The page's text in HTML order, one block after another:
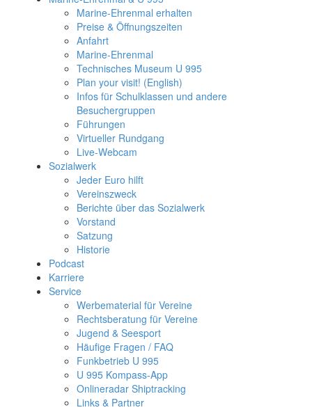
Marine-Ehrenmal erhalten
Preise & Öffnungszeiten
Anfahrt
Marine-Ehrenmal
Technisches Museum U 995
Plan your visit! (English)
Infos für Schulklassen und andere
Besuchergruppen
Führungen
Virtueller Rundgang
Live-Webcam
Sozialwerk
Jeder Euro hilft
Vereinszweck
Berichte über das Sozialwerk
Vorstand
Satzung
Historie
Podcast
Karriere
Service
Werbematerial für Vereine
Rechtsberatung für Vereine
Jugend & Seesport
Häufige Fragen / FAQ
Funkbetrieb U 995
U 995 Kompass-App
Onlineradar Shiptracking
Links & Partner